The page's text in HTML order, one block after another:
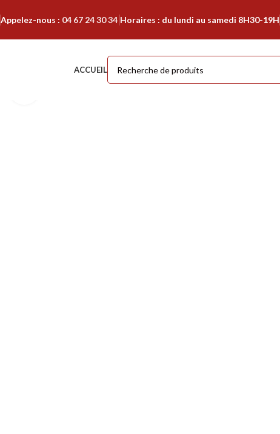
Appelez-nous : 04 67 24 30 34 Horaires : du lundi au samedi 8H30-19H
ACCUEIL